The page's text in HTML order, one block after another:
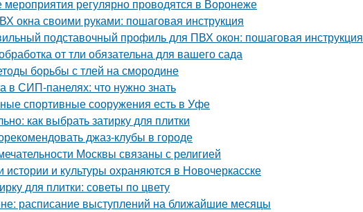
мероприятия регулярно проводятся в Воронеже
окна своими руками: пошаговая инструкция
подставочный профиль для ПВХ окон: пошаговая инструкция
от тли обязательна для вашего сада
борьбы с тлей на смородине
в СИП-панелях: что нужно знать
спортивные сооружения есть в Уфе
как выбрать затирку для плитки
джаз-клубы в городе
Москвы связаны с религией
истории и культуры охраняются в Новочеркасске
для плитки: советы по цвету
расписание выступлений на ближайшие месяцы